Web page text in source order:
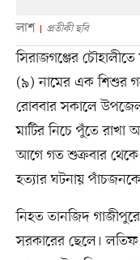
লাশ প্রতীকী ছবি
সিরাজগঞ্জের
(৯) নামের এক শিশুর
রোববার সকালে
মাটির নিচে পুঁতে রাখা
আগে গত শুক্রবার
হত্যার ঘটনায়
নিহত তানজিদ
সরকারের ছেলে। লতিফ